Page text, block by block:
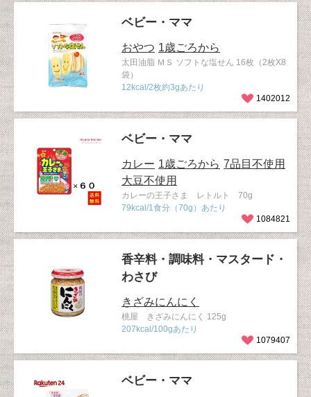
ベビー・ママ
おやつ 1歳ごろから
太田油脂 ＭＳ ソフトな塩せん 16枚（2枚X8
袋）
12kcal/2枚約3gあたり
1402012
ベビー・ママ
カレー 1歳ごろから 7品目不使用
大豆不使用
カレーの王子さま レトルト 70g
79kcal/1食分（70g）あたり
1084821
香辛料・調味料・マスタード・
わさび
きざみにんにく
桃屋 きざみにんにく 125g
207kcal/100gあたり
1079407
ベビー・ママ